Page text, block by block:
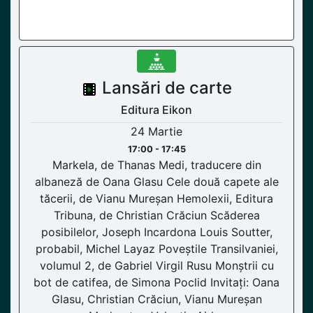
Lansări de carte
Editura Eikon
24 Martie
17:00 - 17:45
Markela, de Thanas Medi, traducere din
albaneză de Oana Glasu Cele două capete ale
tăcerii, de Vianu Mureșan Hemolexii, Editura
Tribuna, de Christian Crăciun Scăderea
posibilelor, Joseph Incardona Louis Soutter,
probabil, Michel Layaz Poveștile Transilvaniei,
volumul 2, de Gabriel Virgil Rusu Monștrii cu
bot de catifea, de Simona Poclid Invitați: Oana
Glasu, Christian Crăciun, Vianu Mureșan